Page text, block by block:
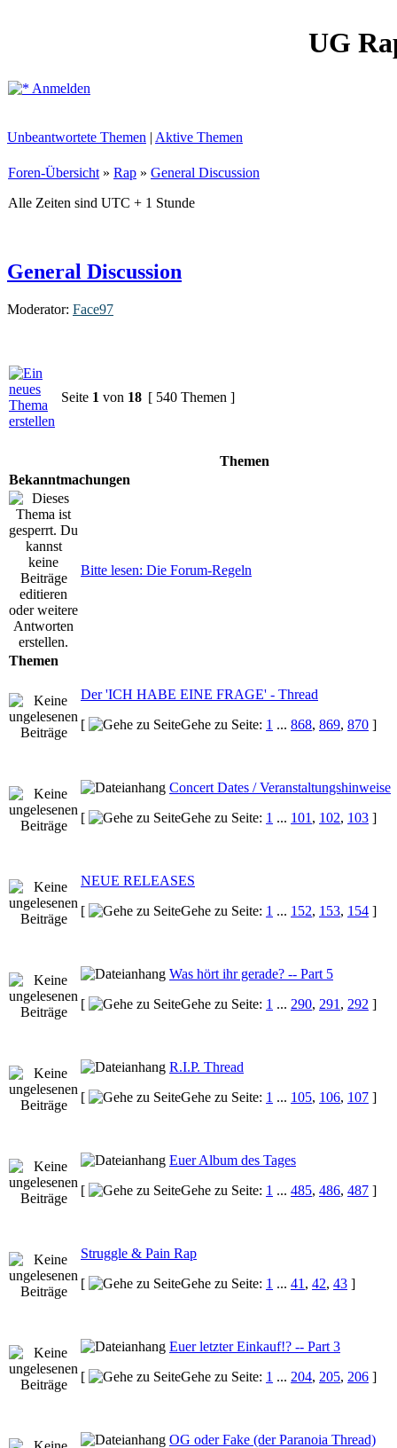
UG
Anmelden
Unbeantwortete Themen | Aktive Themen
Foren-Übersicht » Rap » General Discussion
Alle Zeiten sind UTC + 1 Stunde
General Discussion
Moderator: Face97
Seite 1 von 18 [ 540 Themen ]
Themen
Bekanntmachungen
Bitte lesen: Die Forum-Regeln
Themen
Der 'ICH HABE EINE FRAGE' - Thread
[
Gehe zu Seite: 1 ... 868, 869, 870 ]
Concert Dates / Veranstaltungshinweise
[
Gehe zu Seite: 1 ... 101 , 102, 103 ]
NEUE RELEASES
[
Gehe zu Seite: 1 ... 152, 153, 154 ]
Was hört ihr gerade? -- Part 5
[
Gehe zu Seite: 1 ... 290, 291 , 292 ]
R.I.P. Thread
[
Gehe zu Seite: 1 ... 105, 106, 107 ]
Euer Album des Tages
[
Gehe zu Seite: 1 ... 485, 486, 487 ]
Struggle & Pain Rap
[
Gehe zu Seite: 1 ... 41 , 42, 43 ]
Euer letzter Einkauf!? -- Part 3
[
Gehe zu Seite: 1 ... 204, 205, 206 ]
OG oder Fake (der Paranoia Thread)